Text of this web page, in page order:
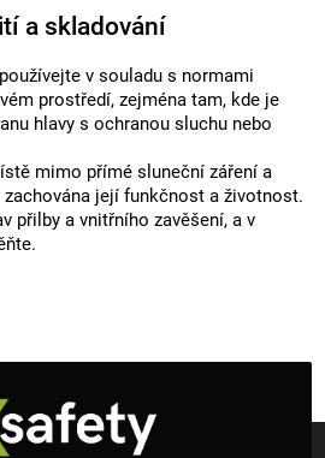
a skladování
v souladu s normami
prostředí, zejména tam, kde je
hlavy s ochranou sluchu nebo
mimo přímé sluneční záření a
zachována její funkčnost a životnost.
přilby a vnitřního zavěšení, a v